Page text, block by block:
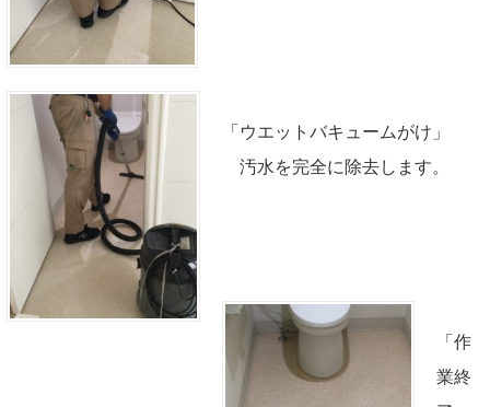
「ウエットバキュームがけ」
汚水を完全に除去します。
「作
業終